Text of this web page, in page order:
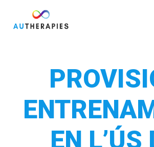
EN L’ÚS